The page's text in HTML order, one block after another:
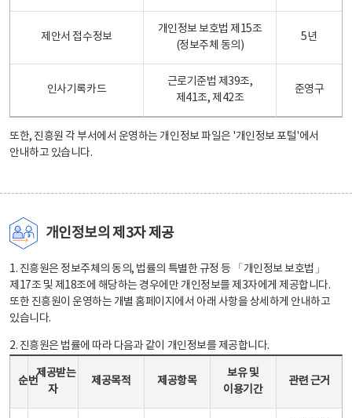
제안서 접수정보
개인정보 보호법 제15조
(정보주체 동의)
5년
인사기록카드
근로기준법 제39조,
제41조, 제42조
준영구
또한, 진흥원 각 부서에서 운영하는 개인정보 파일은 '개인정보 포털'에서
안내하고 있습니다.
개인정보의 제3자 제공
1. 진흥원은 정보주체의 동의, 법률의 특별한 규정 등 「개인정보 보호법」
제17조 및 제18조에 해당하는 경우에만 개인정보를 제3자에게 제공합니다.
또한 진흥원이 운영하는 개별 홈페이지에서 아래 사항을 상세하게 안내하고
있습니다.
2. 진흥원은 법률에 따라 다음과 같이 개인정보를 제공합니다.
순번
제공받는
자
제공목적 제공항목
보유 및
이용기간
관련 근거